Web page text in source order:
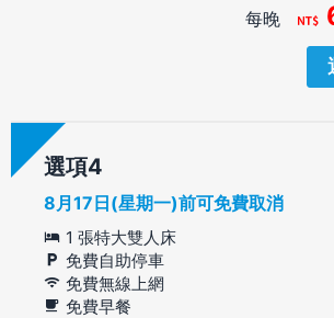
每晚
選項
8月17日(星期一)前可免費取消
1 張特大雙人床
免費自助停車
免費無線上網
免費早餐